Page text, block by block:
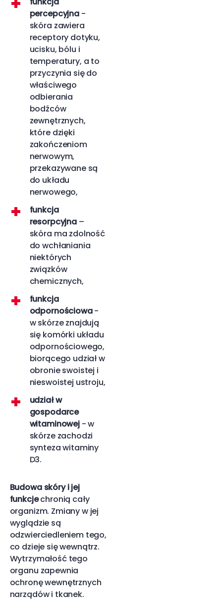
percepcyjna-
skóra zawiera
receptory dotyku,
ucisku, bólu i
temperatury, a to
przyczynia się do
właściwego
odbierania
bodźców
zewnętrznych,
które dzięki
zakończeniom
nerwowym,
przekazywane są
do układu
nerwowego,
funkcja
resorpcyjna–
skóra ma zdolność
do wchłaniania
niektórych
związków
chemicznych,
funkcja
odpornościowa-
w skórze znajdują
się komórki układu
odpornościowego,
biorącego udział w
obronie swoistej i
nieswoistej ustroju,
udział w
gospodarce
witaminowej- w
skórze zachodzi
synteza witaminy
D3.
Budowa skóry i jej
funkcjechronią cały
organizm. Zmiany w jej
wyglądzie są
odzwierciedleniem tego,
co dzieje się wewnątrz.
Wytrzymałość tego
organu zapewnia
ochronę wewnętrznych
narządów i tkanek.